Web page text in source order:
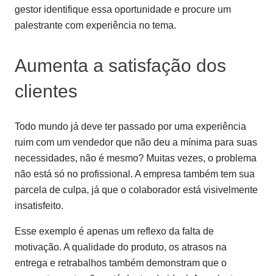
gestor identifique essa oportunidade e procure um
palestrante com experiência no tema.
Aumenta a satisfação dos
clientes
Todo mundo já deve ter passado por uma experiência
ruim com um vendedor que não deu a mínima para suas
necessidades, não é mesmo? Muitas vezes, o problema
não está só no profissional. A empresa também tem sua
parcela de culpa, já que o colaborador está visivelmente
insatisfeito.
Esse exemplo é apenas um reflexo da falta de
motivação. A qualidade do produto, os atrasos na
entrega e retrabalhos também demonstram que o